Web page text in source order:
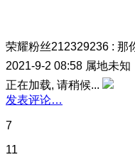
荣耀粉丝212329236 : 那
2021-9-2 08:58 属地未知
正在加载, 请稍候...
发表评论…
7
11